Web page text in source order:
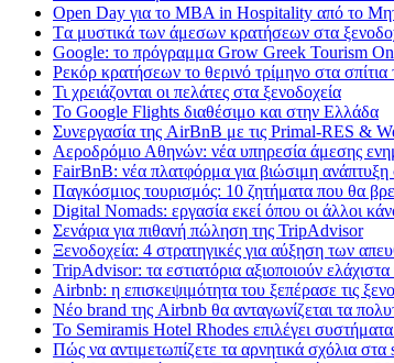
Open Day για το MBA in Hospitality από το
Tα μυστικά των άμεσων κρατήσεων στα
Google: το πρόγραμμα Grow Greek Tourism
Ρεκόρ κρατήσεων το θερινό τρίμηνο στα
Τι χρειάζονται οι πελάτες στα ξενοδοχεία
Το Google Flights διαθέσιμο και στην Ελλάδα
Συνεργασία​ ​της​ ​AirBnB​ ​με​ ​τις​ ​Primal-RES​ ​&​
Aεροδρόμιο Αθηνών: νέα υπηρεσία άμεσης
FairBnB: νέα πλατφόρμα για βιώσιμη ανάπτυξη
Παγκόσμιος τουρισμός: 10 ζητήματα που θα
Digital Nomads: εργασία εκεί όπου οι άλλοι
Σενάρια για πιθανή πώληση της TripAdvisor
Ξενοδοχεία: 4 στρατηγικές για αύξηση των
TripAdvisor: τα εστιατόρια αξιοποιούν
Airbnb: η επισκεψιμότητα του ξεπέρασε τις
Nέο brand της Airbnb θα ανταγωνίζεται τα
Το Semiramis Hotel Rhodes επιλέγει
Πώς να αντιμετωπίζετε τα αρνητικά σχόλια